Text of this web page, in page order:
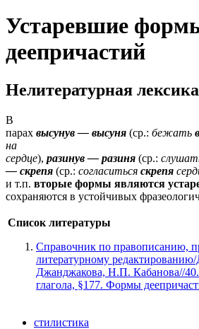
Устаревшие
деепричастий
Нелитературная лексика
В
парах высунув— высуня (ср.: бежать
на
сердце), разинув— разиня (ср.:
— скрепя (ср.: согласиться скрепя
и т.п. вторые формы являются
сохраняются в устойчивых
Список литературы
Справочник по правописанию,
литературному
Джанджакова, Н.П. Кабанова//
глагола, §177. Формы
стилистика